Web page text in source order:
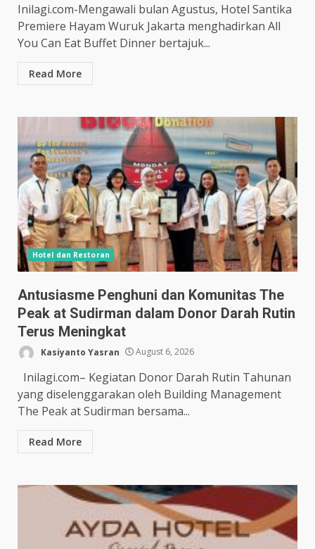
Inilagi.com-Mengawali bulan Agustus, Hotel Santika
Premiere Hayam Wuruk Jakarta menghadirkan All
You Can Eat Buffet Dinner bertajuk...
Read More
Hotel dan Restoran
Antusiasme Penghuni dan Komunitas The
Peak at Sudirman dalam Donor Darah Rutin
Terus Meningkat
Kasiyanto Yasran August 6, 2026
Inilagi.com– Kegiatan Donor Darah Rutin Tahunan
yang diselenggarakan oleh Building Management
The Peak at Sudirman bersama...
Read More